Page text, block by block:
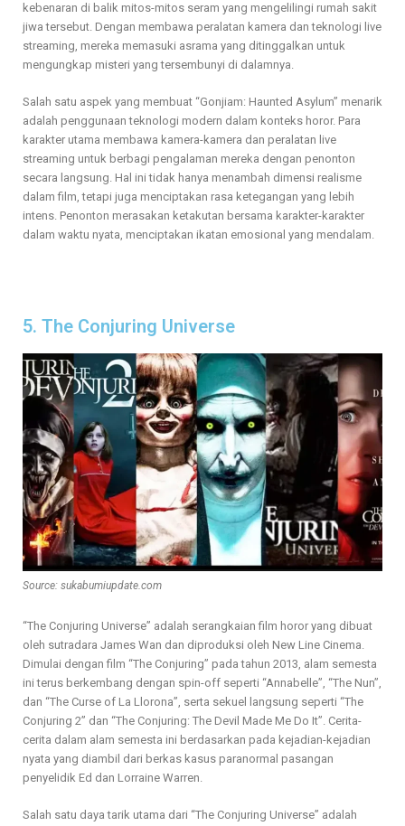
kebenaran di balik mitos-mitos seram yang mengelilingi rumah sakit
jiwa tersebut. Dengan membawa peralatan kamera dan teknologi live
streaming, mereka memasuki asrama yang ditinggalkan untuk
mengungkap misteri yang tersembunyi di dalamnya.
Salah satu aspek yang membuat “Gonjiam: Haunted Asylum” menarik
adalah penggunaan teknologi modern dalam konteks horor. Para
karakter utama membawa kamera-kamera dan peralatan live
streaming untuk berbagi pengalaman mereka dengan penonton
secara langsung. Hal ini tidak hanya menambah dimensi realisme
dalam film, tetapi juga menciptakan rasa ketegangan yang lebih
intens. Penonton merasakan ketakutan bersama karakter-karakter
dalam waktu nyata, menciptakan ikatan emosional yang mendalam.
5. The Conjuring Universe
Source: sukabumiupdate.com
“The Conjuring Universe” adalah serangkaian film horor yang dibuat
oleh sutradara James Wan dan diproduksi oleh New Line Cinema.
Dimulai dengan film “The Conjuring” pada tahun 2013, alam semesta
ini terus berkembang dengan spin-off seperti “Annabelle”, “The Nun”,
dan “The Curse of La Llorona”, serta sekuel langsung seperti “The
Conjuring 2” dan “The Conjuring: The Devil Made Me Do It”. Cerita-
cerita dalam alam semesta ini berdasarkan pada kejadian-kejadian
nyata yang diambil dari berkas kasus paranormal pasangan
penyelidik Ed dan Lorraine Warren.
Salah satu daya tarik utama dari “The Conjuring Universe” adalah